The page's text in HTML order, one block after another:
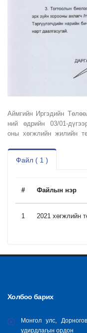
Аймгийн Иргэдийн
ний өдрийн 03/01-
оны хөгжлийн жилийн
Файл ( 1 )
# Файлын нэр
1 2021 хөгжлийн
Холбоо барих
Монгол улс,
удирдлагын ордон